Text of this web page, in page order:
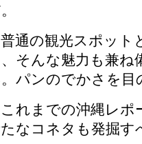
通の観光スポット
そんな魅力も兼ね
パンのでかさを目
れまでの沖縄レポ
なコネタも発掘す